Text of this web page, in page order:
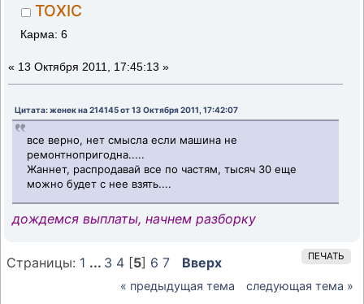
TOXIC
Карма: 6
« 13 Октября 2011, 17:45:13 »
Цитата: женек на 214145 от 13 Октября 2011, 17:42:07
все верно, нет смысла если машина не
ремонтнопригодна.....
Жаннет, распродавай все по частям, тысяч 30 еще
можно будет с нее взять....
дождемся выплаты, начнем разборку
ПЕЧАТЬ
Страницы: 1 ... 3 4[5] 6 7 Вверх
« предыдущая тема следующая тема »